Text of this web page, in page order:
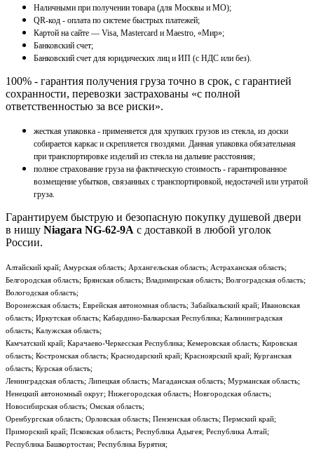
Наличными при получении товара (для Москвы и МО);
QR-код - оплата по системе быстрых платежей;
Картой на сайте — Visa, Mastercard и Maestro, «Мир»;
Банковский счет;
Банковский счет для юридических лиц и ИП (с НДС или без).
100% - гарантия получения груза точно в срок, с гарантией
сохранности, перевозки застрахованы «с полной
ответственностью за все риски».
жесткая упаковка - применяется для хрупких грузов из стекла, из доски
собирается каркас и скрепляется гвоздями. Данная упаковка обязательная
при транспортировке изделий из стекла на дальние расстояния;
полное страхование груза на фактическую стоимость - гарантированное
возмещение убытков, связанных с транспортировкой, недостачей или утратой
груза.
Гарантируем быструю и безопасную покупку душевой двери
в нишу Niagara NG-62-9A с доставкой в любой уголок
России.
Алтайский край; Амурская область; Архангельская область; Астраханская область;
Белгородская область; Брянская область; Владимирская область; Волгоградская область;
Вологодская область;
Воронежская область; Еврейская автономная область; Забайкальский край; Ивановская
область; Иркутская область; Кабардино-Балкарская Республика; Калининградская
область; Калужская область;
Камчатский край; Карачаево-Черкесская Республика; Кемеровская область; Кировская
область; Костромская область; Краснодарский край; Красноярский край; Курганская
область; Курская область;
Ленинградская область; Липецкая область; Магаданская область; Мурманская область;
Ненецкий автономный округ; Нижегородская область; Новгородская область;
Новосибирская область; Омская область;
Оренбургская область; Орловская область; Пензенская область; Пермский край;
Приморский край; Псковская область; Республика Адыгея; Республика Алтай;
Республика Башкортостан; Республика Бурятия;